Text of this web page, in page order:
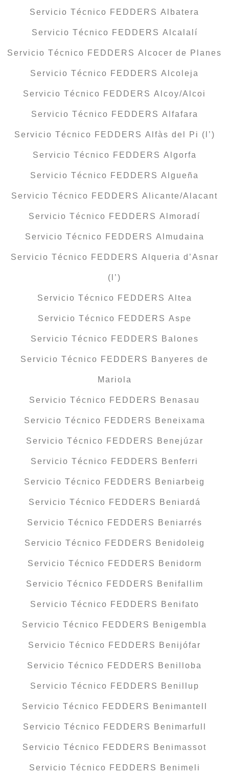
Servicio Técnico FEDDERS Albatera
Servicio Técnico FEDDERS Alcalalí
Servicio Técnico FEDDERS Alcocer de Planes
Servicio Técnico FEDDERS Alcoleja
Servicio Técnico FEDDERS Alcoy/Alcoi
Servicio Técnico FEDDERS Alfafara
Servicio Técnico FEDDERS Alfàs del Pi (l’)
Servicio Técnico FEDDERS Algorfa
Servicio Técnico FEDDERS Algueña
Servicio Técnico FEDDERS Alicante/Alacant
Servicio Técnico FEDDERS Almoradí
Servicio Técnico FEDDERS Almudaina
Servicio Técnico FEDDERS Alqueria d’Asnar
(l’)
Servicio Técnico FEDDERS Altea
Servicio Técnico FEDDERS Aspe
Servicio Técnico FEDDERS Balones
Servicio Técnico FEDDERS Banyeres de
Mariola
Servicio Técnico FEDDERS Benasau
Servicio Técnico FEDDERS Beneixama
Servicio Técnico FEDDERS Benejúzar
Servicio Técnico FEDDERS Benferri
Servicio Técnico FEDDERS Beniarbeig
Servicio Técnico FEDDERS Beniardá
Servicio Técnico FEDDERS Beniarrés
Servicio Técnico FEDDERS Benidoleig
Servicio Técnico FEDDERS Benidorm
Servicio Técnico FEDDERS Benifallim
Servicio Técnico FEDDERS Benifato
Servicio Técnico FEDDERS Benigembla
Servicio Técnico FEDDERS Benijófar
Servicio Técnico FEDDERS Benilloba
Servicio Técnico FEDDERS Benillup
Servicio Técnico FEDDERS Benimantell
Servicio Técnico FEDDERS Benimarfull
Servicio Técnico FEDDERS Benimassot
Servicio Técnico FEDDERS Benimeli